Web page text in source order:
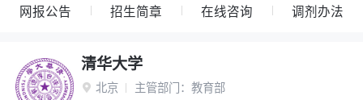
网报公告 招生简章 在线咨询 调剂办法
清华大学
 北京 主管部门： 教育部